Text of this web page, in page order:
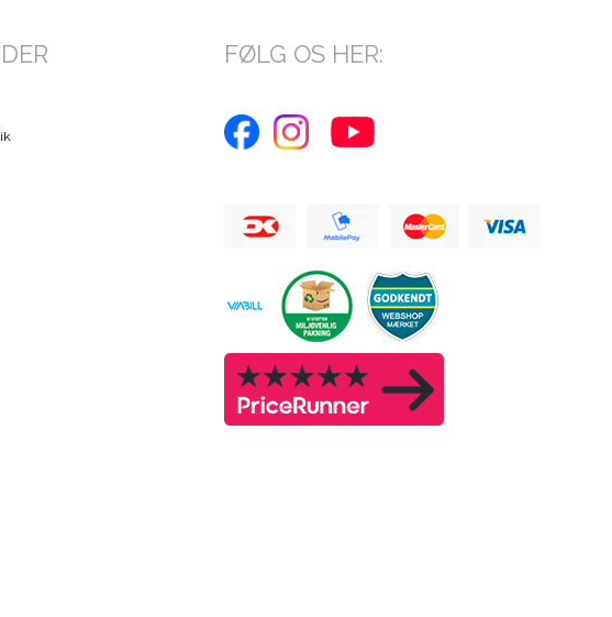
FØLG OS HER: